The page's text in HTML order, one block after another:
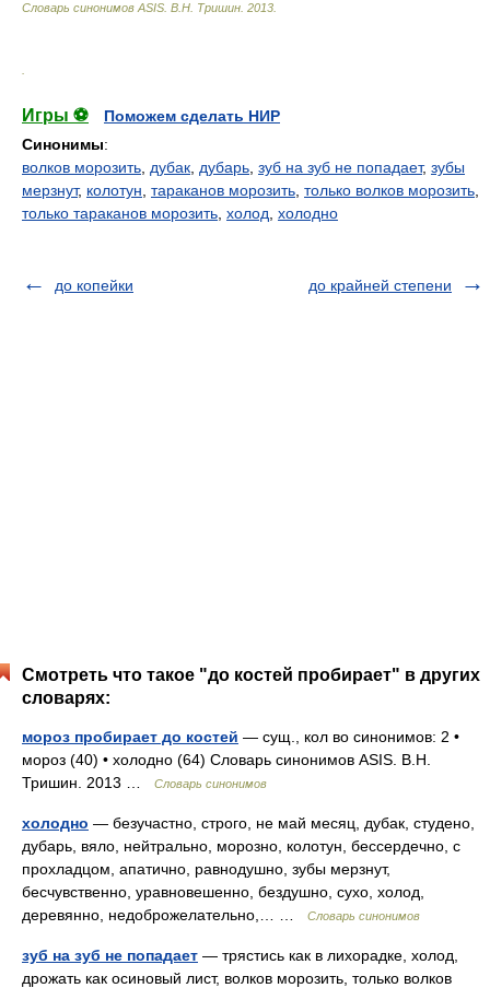
Словарь синонимов ASIS. В.Н. Тришин 2013
Игры ⚽
Поможем сделать НИР
Синонимы:
волков морозить дубак дубарь зуб на зуб не попадает, зубы
мерзнут, колотун тараканов морозить только волков морозить
только тараканов морозить холод холодно
до копейки до крайней степени
Смотреть что такое "до костей пробирает" в других
словарях:
мороз пробирает до костей — сущ., кол во синонимов: 2 •
мороз (40) • холодно (64) Словарь синонимов ASIS. В.Н.
Тришин. 2013 …
Словарь синонимов
холодно — безучастно, строго, не май месяц, дубак, студено,
дубарь, вяло, нейтрально, морозно, колотун, бессердечно, с
прохладцом, апатично, равнодушно, зубы мерзнут,
бесчувственно, уравновешенно, бездушно, сухо, холод,
деревянно, недоброжелательно,… …
Словарь синонимов
зуб на зуб не попадает — трястись как в лихорадке, холод,
дрожать как осиновый лист, волков морозить, только волков